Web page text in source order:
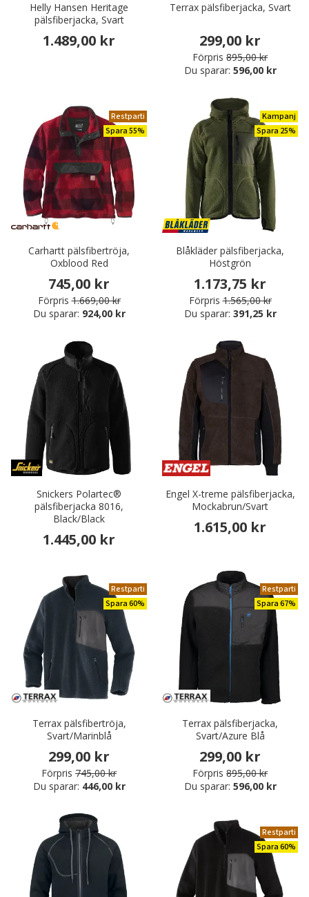
Helly Hansen Heritage
pälsfiberjacka, Svart
1.489,00 kr
Terrax pälsfiberjacka, Svart
299,00 kr
Förpris 895,00 kr
Du sparar: 596,00 kr
Restparti
Spara 55%
Carhartt pälsfibertröja,
Oxblood Red
745,00 kr
Förpris 1.669,00 kr
Du sparar: 924,00 kr
Kampanj
Spara 25%
Blåkläder pälsfiberjacka,
Höstgrön
1.173,75 kr
Förpris 1.565,00 kr
Du sparar: 391,25 kr
Snickers Polartec®
pälsfiberjacka 8016,
Black/Black
1.445,00 kr
Engel X-treme pälsfiberjacka,
Mockabrun/Svart
1.615,00 kr
Restparti
Spara 60%
Terrax pälsfibertröja,
Svart/Marinblå
299,00 kr
Förpris 745,00 kr
Du sparar: 446,00 kr
Restparti
Spara 67%
Terrax pälsfiberjacka,
Svart/Azure Blå
299,00 kr
Förpris 895,00 kr
Du sparar: 596,00 kr
Restparti
Spara 60%